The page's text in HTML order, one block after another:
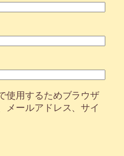
使用するためブラウザ
メールアドレス、サイ